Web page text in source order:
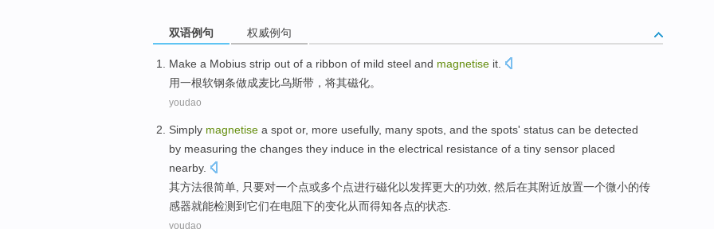
双语例句 权威例句
Make a Mobius strip out of a ribbon of mild steel and magnetise it.
用一根软钢条做成麦比乌斯带 ，将其磁化。
youdao
Simply magnetise a spot or, more usefully, many spots and the spots' status can be detected
by measuring the changes they induce in the electrical resistance of a tiny sensor placed
nearby.
其方法很简单 , 只要对一个点或多个点进行磁化以发挥更大的功效, 然后在其附近放置一个微小的传
感器就能检测到它们在电阻下的变化从而得知各点的状态
youdao